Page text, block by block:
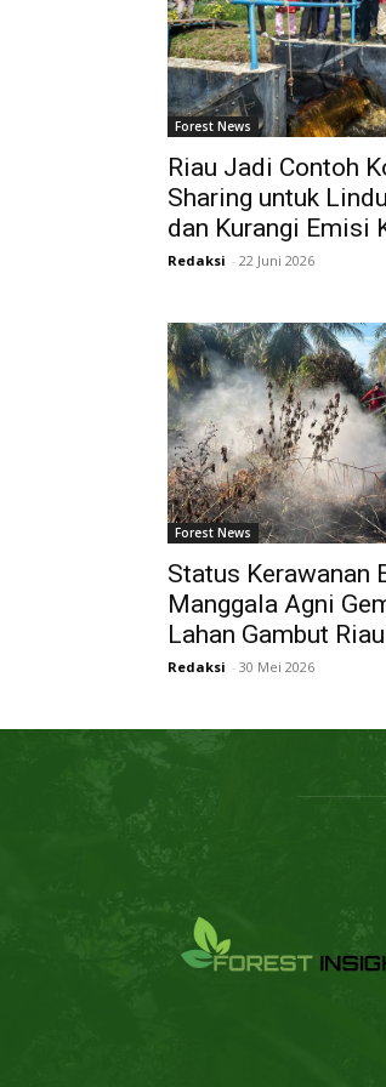
Forest News
Riau Jadi Contoh
Sharing untuk
dan Kurangi Emisi
Redaksi - 22 Juni 2026
Forest News
Status Kerawanan
Manggala Agni
Lahan Gambut Riau
Redaksi - 30 Mei 2026